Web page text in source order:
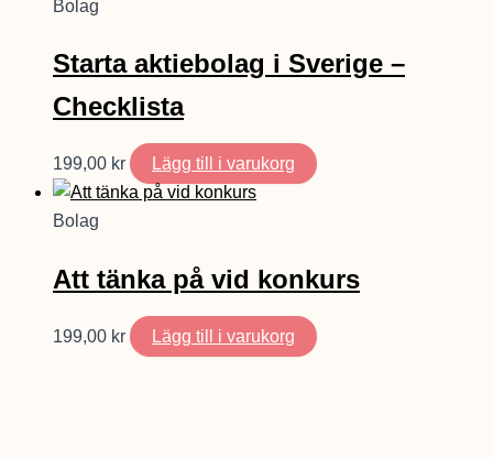
Bolag
Starta aktiebolag i Sverige –
Checklista
199,00 kr Lägg till i varukorg
Bolag
Att tänka på vid konkurs
199,00 kr Lägg till i varukorg